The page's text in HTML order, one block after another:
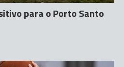
para o Porto Santo